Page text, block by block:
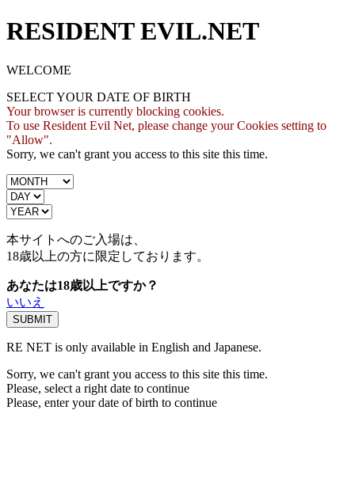
RESIDENT EVIL.NET
WELCOME
SELECT YOUR DATE OF BIRTH
Your browser is currently blocking cookies.
To use Resident Evil Net, please change your Cookies setting to
"Allow".
Sorry, we can't grant you access to this site this time.
本サイトへのご入場は、
18歳以上の方に限定しております。
あなたは18歳以上ですか？
いいえ
RE NET is only available in English and Japanese.
Sorry, we can't grant you access to this site this time.
Please, select a right date to continue
Please, enter your date of birth to continue